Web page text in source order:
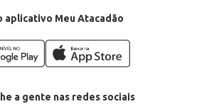
aplicativo Meu Atacadão
a gente nas redes sociais